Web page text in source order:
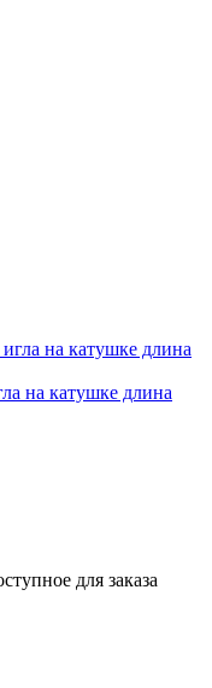
на катушке длина
для заказа